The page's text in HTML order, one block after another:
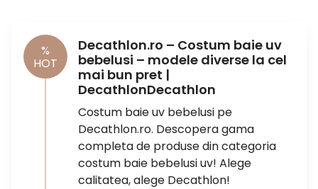
%
HOT
Decathlon.ro – Costum baie uv
bebelusi – modele diverse la cel
mai bun pret |
DecathlonDecathlon
Costum baie uv bebelusi pe
Decathlon.ro. Descopera gama
completa de produse din categoria
costum baie bebelusi uv! Alege
calitatea, alege Decathlon!